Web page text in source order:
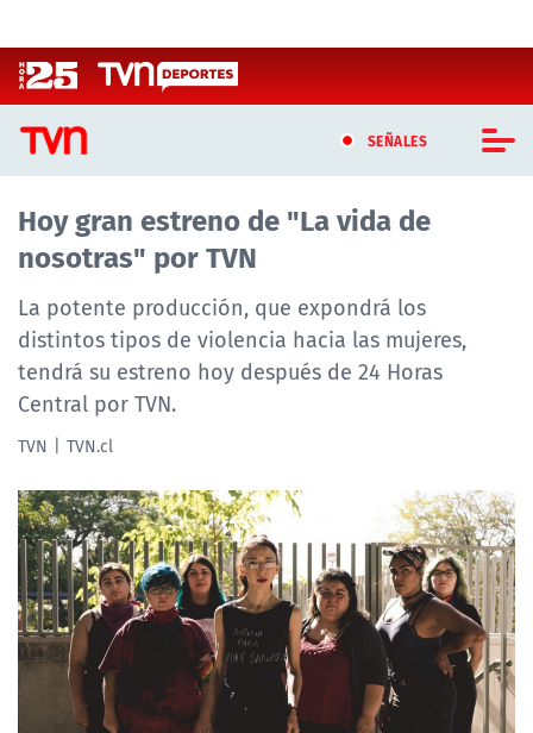
SEÑALES
CASTING MASTERCHEF CHILE
CASTING TVN VERTICAL
TVN VERTICAL
TVN PLAY
PROGRAMAS
TELESERIES
NTV
ACTUALIDAD Y TENDENCIAS
CORPORATIVO Y TRANSPARENCIA
Hoy gran estreno de "La vida de
nosotras" por TVN
La potente producción, que expondrá los
distintos tipos de violencia hacia las mujeres,
tendrá su estreno hoy después de 24 Horas
Central por TVN.
TVN TVN.cl